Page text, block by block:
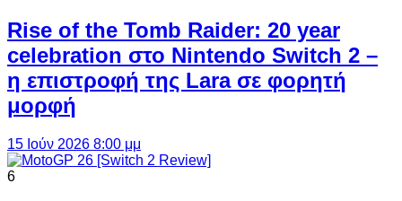
Rise of the Tomb Raider: 20 year
celebration στο Nintendo Switch 2 –
η επιστροφή της Lara σε φορητή
μορφή
15 Ιούν 2026 8:00 μμ
6